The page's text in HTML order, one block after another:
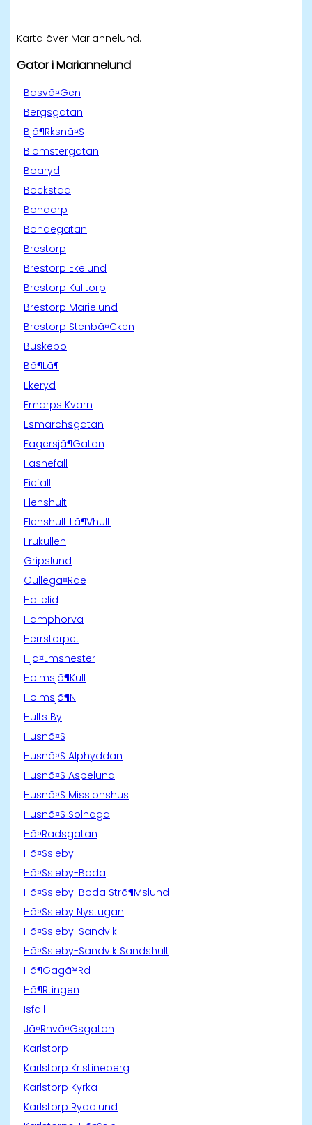
Karta över Mariannelund.
Gator i Mariannelund
Basvã¤Gen
Bergsgatan
Bjã¶Rksnã¤S
Blomstergatan
Boaryd
Bockstad
Bondarp
Bondegatan
Brestorp
Brestorp Ekelund
Brestorp Kulltorp
Brestorp Marielund
Brestorp Stenbã¤Cken
Buskebo
Bã¶Lã¶
Ekeryd
Emarps Kvarn
Esmarchsgatan
Fagersjã¶Gatan
Fasnefall
Fiefall
Flenshult
Flenshult Lã¶Vhult
Frukullen
Gripslund
Gullegã¤Rde
Hallelid
Hamphorva
Herrstorpet
Hjã¤Lmshester
Holmsjã¶Kull
Holmsjã¶N
Hults By
Husnã¤S
Husnã¤S Alphyddan
Husnã¤S Aspelund
Husnã¤S Missionshus
Husnã¤S Solhaga
Hã¤Radsgatan
Hã¤Ssleby
Hã¤Ssleby-Boda
Hã¤Ssleby-Boda Strã¶Mslund
Hã¤Ssleby Nystugan
Hã¤Ssleby-Sandvik
Hã¤Ssleby-Sandvik Sandshult
Hã¶Gagã¥Rd
Hã¶Rtingen
Isfall
Jã¤Rnvã¤Gsgatan
Karlstorp
Karlstorp Kristineberg
Karlstorp Kyrka
Karlstorp Rydalund